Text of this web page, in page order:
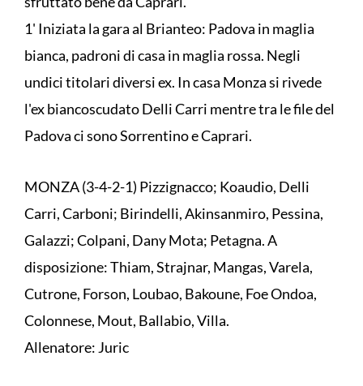
1' Iniziata la gara al Brianteo: Padova in maglia
bianca, padroni di casa in maglia rossa. Negli
undici titolari diversi ex. In casa Monza si rivede
l'ex biancoscudato Delli Carri mentre tra le file del
Padova ci sono Sorrentino e Caprari.
MONZA (3-4-2-1) Pizzignacco; Koaudio, Delli
Carri, Carboni; Birindelli, Akinsanmiro, Pessina,
Galazzi; Colpani, Dany Mota; Petagna. A
disposizione: Thiam, Strajnar, Mangas, Varela,
Cutrone, Forson, Loubao, Bakoune, Foe Ondoa,
Colonnese, Mout, Ballabio, Villa.
Allenatore: Juric